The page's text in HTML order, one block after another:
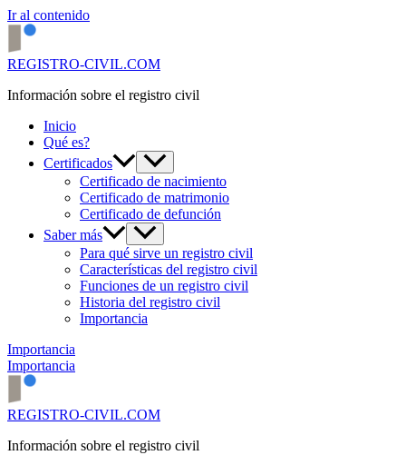
Ir al contenido
REGISTRO-CIVIL.COM
Información sobre el registro civil
Inicio
Qué es?
Certificados
Certificado de nacimiento
Certificado de matrimonio
Certificado de defunción
Saber más
Para qué sirve un registro civil
Características del registro civil
Funciones de un registro civil
Historia del registro civil
Importancia
Importancia
Importancia
REGISTRO-CIVIL.COM
Información sobre el registro civil